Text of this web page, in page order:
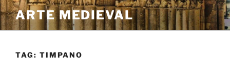
Skip
to
content
ARTE MEDIEVAL
TAG: TIMPANO